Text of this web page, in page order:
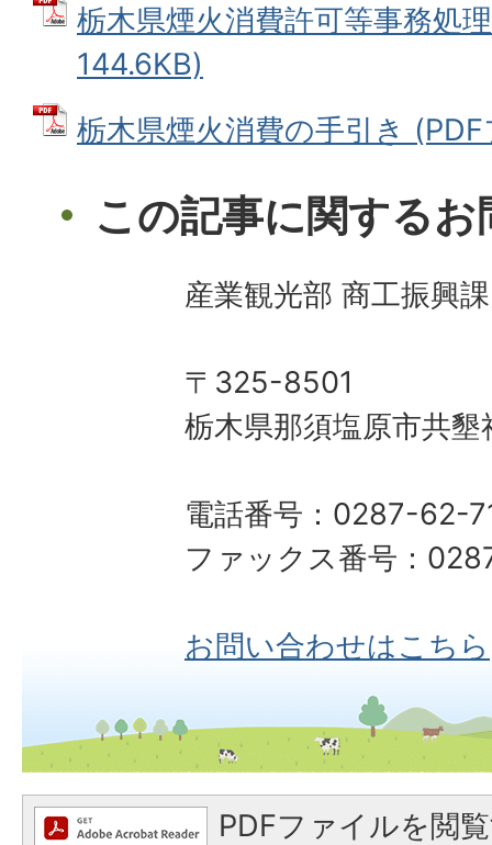
栃木県煙火消費許可等事務処
144.6KB)
栃木県煙火消費の手引き
この記事に関する
産業観光部 商工振興
〒325-8501
栃木県那須塩原市共
電話番号：0287-62-
ファックス番号：
お問い合わせはこちら
PDFファイルを閲